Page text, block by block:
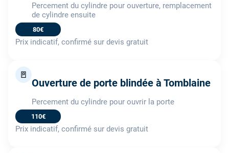
Percement du cylindre pour ouverture, remplacement
de cylindre ensuite
80€
Prix indicatif, confirmé sur devis gratuit
🚪
Ouverture de porte blindée à Tomblaine
Percement du cylindre pour ouvrir la porte
110€
Prix indicatif, confirmé sur devis gratuit